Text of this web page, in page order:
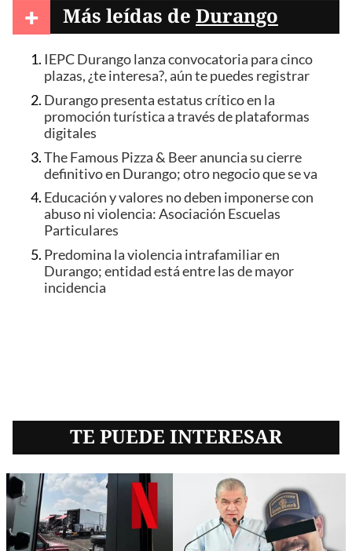
+ Más leídas de Durango
IEPC Durango lanza convocatoria para cinco
plazas, ¿te interesa?, aún te puedes registrar
Durango presenta estatus crítico en la
promoción turística a través de plataformas
digitales
The Famous Pizza & Beer anuncia su cierre
definitivo en Durango; otro negocio que se va
Educación y valores no deben imponerse con
abuso ni violencia: Asociación Escuelas
Particulares
Predomina la violencia intrafamiliar en
Durango; entidad está entre las de mayor
incidencia
TE PUEDE INTERESAR